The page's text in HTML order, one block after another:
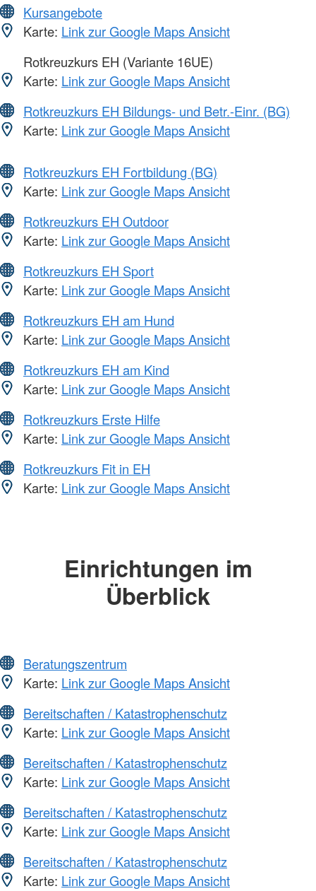
Kursangebote
Karte: Link zur Google Maps Ansicht
Rotkreuzkurs EH (Variante 16UE)
Karte: Link zur Google Maps Ansicht
Rotkreuzkurs EH Bildungs- und Betr.-Einr. (BG)
Karte: Link zur Google Maps Ansicht
Rotkreuzkurs EH Fortbildung (BG)
Karte: Link zur Google Maps Ansicht
Rotkreuzkurs EH Outdoor
Karte: Link zur Google Maps Ansicht
Rotkreuzkurs EH Sport
Karte: Link zur Google Maps Ansicht
Rotkreuzkurs EH am Hund
Karte: Link zur Google Maps Ansicht
Rotkreuzkurs EH am Kind
Karte: Link zur Google Maps Ansicht
Rotkreuzkurs Erste Hilfe
Karte: Link zur Google Maps Ansicht
Rotkreuzkurs Fit in EH
Karte: Link zur Google Maps Ansicht
Einrichtungen im
Überblick
Beratungszentrum
Karte: Link zur Google Maps Ansicht
Bereitschaften / Katastrophenschutz
Karte: Link zur Google Maps Ansicht
Bereitschaften / Katastrophenschutz
Karte: Link zur Google Maps Ansicht
Bereitschaften / Katastrophenschutz
Karte: Link zur Google Maps Ansicht
Bereitschaften / Katastrophenschutz
Karte: Link zur Google Maps Ansicht